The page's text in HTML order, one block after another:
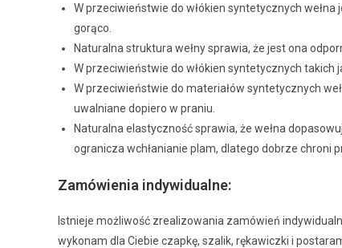
W przeciwieństwie do włókien syntetycznych
gorąco.
Naturalna struktura wełny sprawia, że jest ona
W przeciwieństwie do włókien syntetycznych takich
W przeciwieństwie do materiałów syntetycznych
uwalniane dopiero w praniu.
Naturalna elastyczność sprawia, że wełna
ogranicza wchłanianie plam, dlatego dobrze
Zamówienia indywidualne:
Istnieje możliwość zrealizowania zamówień
wykonam dla Ciebie czapkę, szalik, rękawiczki i